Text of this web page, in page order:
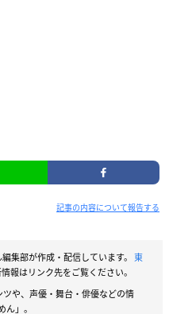
記事の内容について報告する
集部が作成・配信しています。 東
報はリンク先をご覧ください。
や、声優・舞台・俳優などの情
」。